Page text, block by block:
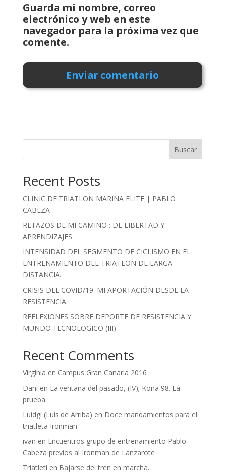
Guarda mi nombre, correo
electrónico y web en este
navegador para la próxima vez que
comente.
Buscar
Recent Posts
CLINIC DE TRIATLON MARINA ELITE | PABLO
CABEZA
RETAZOS DE MI CAMINO ; DE LIBERTAD Y
APRENDIZAJES.
INTENSIDAD DEL SEGMENTO DE CICLISMO EN EL
ENTRENAMIENTO DEL TRIATLON DE LARGA
DISTANCIA.
CRISIS DEL COVID/19. MI APORTACIÓN DESDE LA
RESISTENCIA.
REFLEXIONES SOBRE DEPORTE DE RESISTENCIA Y
MUNDO TECNOLOGICO (III)
Recent Comments
Virginia en Campus Gran Canaria 2016
Dani en La ventana del pasado, (IV); Kona 98. La
prueba.
Luidgi (Luis de Arriba) en Doce mandamientos para el
triatleta Ironman
ivan en Encuentros grupo de entrenamiento Pablo
Cabeza previos al Ironman de Lanzarote
Triatleti en Bajarse del tren en marcha.